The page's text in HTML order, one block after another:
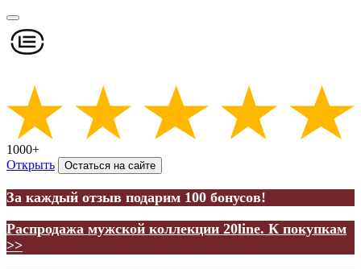
1000+
Открыть
Остаться на сайте
За каждый отзыв подарим 100 бонусов!
Распродажа мужской коллекции 20line. К покупкам
>>